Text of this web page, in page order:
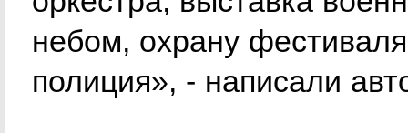
небом, охрану
полиция», - написали